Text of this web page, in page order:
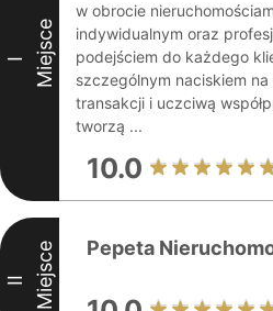
I Miejsce
w obrocie
indywidualnym oraz
podejściem do każdego
szczególnym naciskiem
transakcji i uczciwą
tworzą ...
10.0
II Miejsce Pepeta